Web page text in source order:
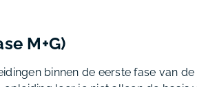
M+G)
binnen de eerste fase van